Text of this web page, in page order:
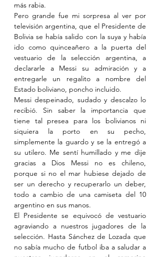
más rabia.
Pero grande fue mi sorpresa al ver por
televisión argentina, que el Presidente de
Bolivia se había salido con la suya y había
ido como quinceañero a la puerta del
vestuario de la selección argentina, a
declararle a Messi su admiración y a
entregarle un regalito a nombre del
Estado boliviano, poncho incluido.
Messi despeinado, sudado y descalzo lo
recibió. Sin saber la importancia que
tiene tal presea para los bolivianos ni
siquiera la porto en su pecho,
simplemente la guardo y se la entregó a
su utilero. Me sentí humillado y me dije
gracias a Dios Messi no es chileno,
porque si no el mar hubiese dejado de
ser un derecho y recuperarlo un deber,
todo a cambio de una camiseta del 10
argentino en sus manos.
El Presidente se equivocó de vestuario
agraviando a nuestros jugadores de la
selección. Hasta Sánchez de Lozada que
no sabía mucho de futbol iba a saludar a